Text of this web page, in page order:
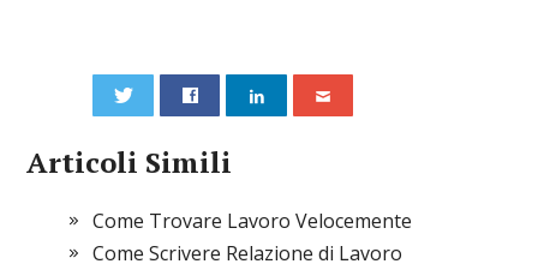
Articoli Simili
Come Trovare Lavoro Velocemente
Come Scrivere Relazione di Lavoro